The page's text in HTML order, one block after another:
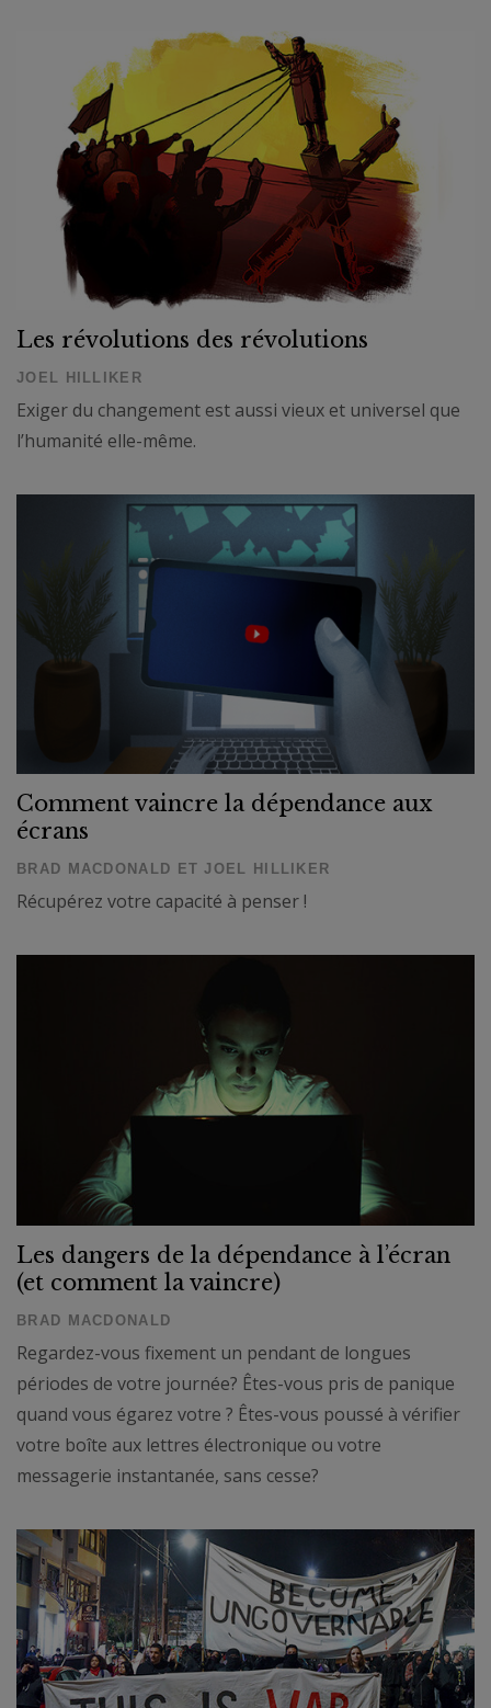
Les révolutions des révolutions
JOEL HILLIKER
Exiger du changement est aussi vieux et universel que
l’humanité elle-même.
Comment vaincre la dépendance aux
écrans
BRAD MACDONALD ET JOEL HILLIKER
Récupérez votre capacité à penser !
Les dangers de la dépendance à l’écran
(et comment la vaincre)
BRAD MACDONALD
Regardez-vous fixement un pendant de longues
périodes de votre journée? Êtes-vous pris de panique
quand vous égarez votre ? Êtes-vous poussé à vérifier
votre boîte aux lettres électronique ou votre
messagerie instantanée, sans cesse?